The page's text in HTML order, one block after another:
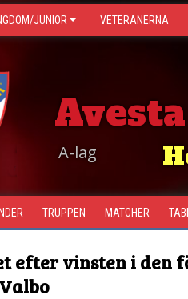
JUNIOR VETERANERNA
A-lag
TRUPPEN MATCHER
efter vinsten i den